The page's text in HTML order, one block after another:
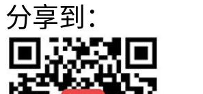
分享到：